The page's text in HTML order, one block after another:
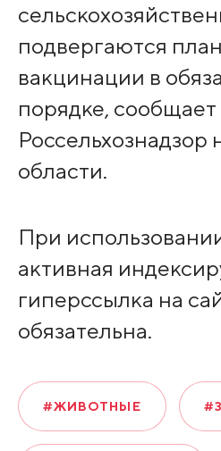
подвергаются
вакцинации в
порядке, сообщает
Россельхознадзор
области.
При
активная
гиперссылка на
обязательна.
#ЖИВОТНЫЕ